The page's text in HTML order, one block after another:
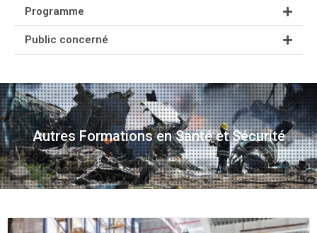
Programme
Public concerné
Autres Formations en Santé et Sécurité